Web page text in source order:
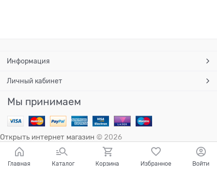
Информация
Личный кабинет
Мы принимаем
Открыть интернет магазин © 2026
Главная Каталог Корзина Избранное Войти